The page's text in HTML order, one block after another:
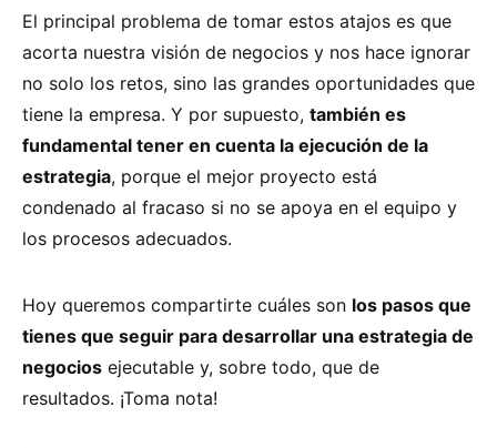
El principal problema de tomar estos atajos es que
acorta nuestra visión de negocios y nos hace ignorar
no solo los retos, sino las grandes oportunidades que
tiene la empresa. Y por supuesto, también es
fundamental tener en cuenta la ejecución de la
estrategia, porque el mejor proyecto está
condenado al fracaso si no se apoya en el equipo y
los procesos adecuados.
Hoy queremos compartirte cuáles son los pasos que
tienes que seguir para desarrollar una estrategia de
negocios ejecutable y, sobre todo, que de
resultados. ¡Toma nota!